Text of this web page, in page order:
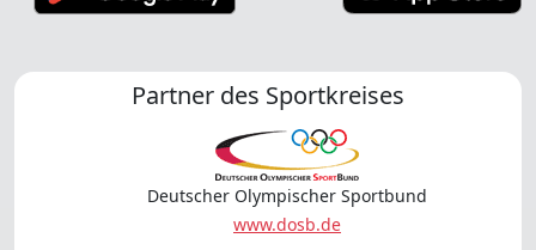
Partner des Sportkreises
Deutscher Olympischer Sportbund
www.dosb.de